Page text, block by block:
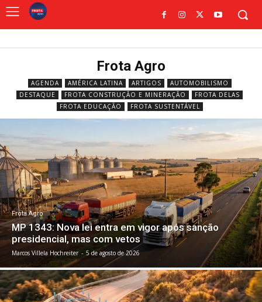
Frota Agro
AGENDA AMÉRICA LATINA ARTIGOS
AUTOMOBILISMO
DESTAQUE
FROTA CONSTRUÇÃO E MINERAÇÃO
FROTA DELAS
FROTA EDUCAÇÃO
FROTA SUSTENTÁVEL
Frota Agro
MP 1343: Nova lei entra em vigor após sanção
presidencial, mas com vetos
Marcos Villela Hochreiter - 5 de agosto de 2026